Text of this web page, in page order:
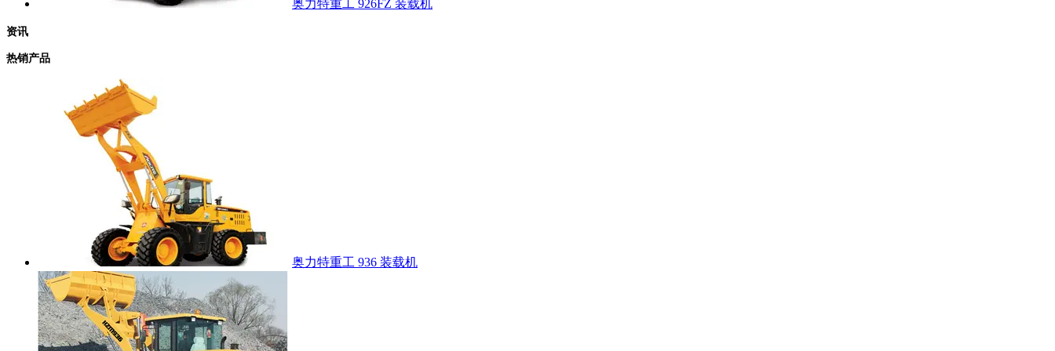
奥力特重工 926FZ 装载机
资讯
热销产品
奥力特重工 936 装载机